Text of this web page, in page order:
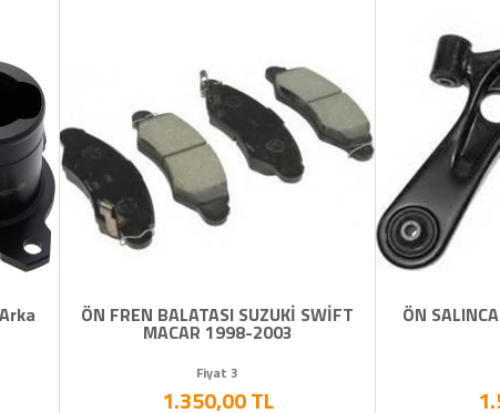
ÖN FREN BALATASI SUZUKİ SWİFT
MACAR 1998-2003
Fiyat 3
1.350,00 TL
ÖN